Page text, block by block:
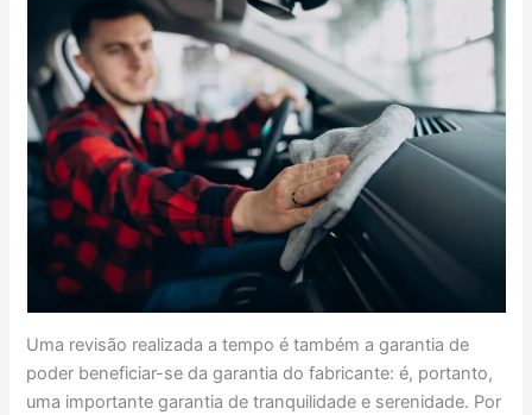
Uma revisão realizada a tempo é também a garantia de
poder beneficiar-se da garantia do fabricante: é, portanto,
uma importante garantia de tranquilidade e serenidade. Por